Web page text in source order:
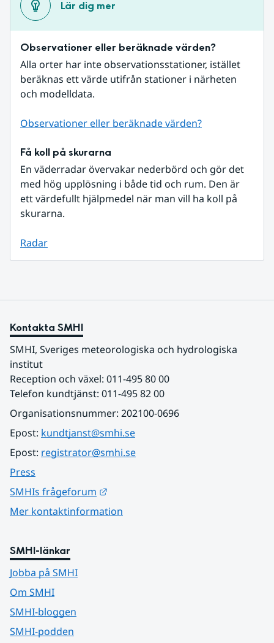
Lär dig mer
Observationer eller beräknade värden?
Alla orter har inte observationsstationer, istället
beräknas ett värde utifrån stationer i närheten
och modelldata.
Observationer eller beräknade värden?
Få koll på skurarna
En väderradar övervakar nederbörd och gör det
med hög upplösning i både tid och rum. Den är
ett värdefullt hjälpmedel när man vill ha koll på
skurarna.
Radar
Kontakta SMHI
SMHI, Sveriges meteorologiska och hydrologiska
institut
Reception och växel: 011-495 80 00
Telefon kundtjänst: 011-495 82 00
Organisationsnummer: 202100-0696
Epost: kundtjanst@smhi.se
Epost: registrator@smhi.se
Press
SMHIs frågeforum
Mer kontaktinformation
SMHI-länkar
Jobba på SMHI
Om SMHI
SMHI-bloggen
SMHI-podden